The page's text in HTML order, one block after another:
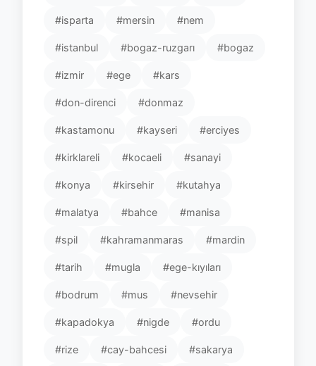
#isparta #mersin #nem
#istanbul #bogaz-ruzgarı #bogaz
#izmir #ege #kars
#don-direnci #donmaz
#kastamonu #kayseri #erciyes
#kirklareli #kocaeli #sanayi
#konya #kirsehir #kutahya
#malatya #bahce #manisa
#spil #kahramanmaras #mardin
#tarih #mugla #ege-kıyıları
#bodrum #mus #nevsehir
#kapadokya #nigde #ordu
#rize #cay-bahcesi #sakarya